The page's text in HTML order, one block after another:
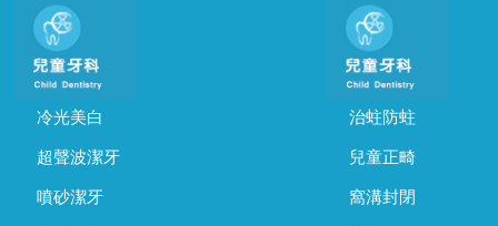
冷光美白
超聲波潔牙
噴砂潔牙
治蛀防蛀
兒童正畸
窩溝封閉